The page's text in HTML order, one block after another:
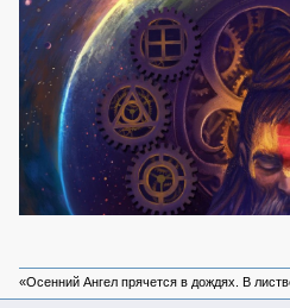
«Осенний Ангел прячется в дождях. В